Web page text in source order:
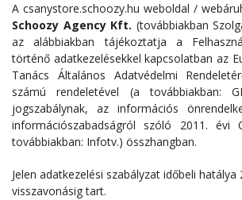
A csanystore.schoozy.hu weboldal /
Schoozy Agency Kft. (továbbiakban
az alábbiakban tájékoztatja a
történő adatkezelésekkel kapcsolatban az
Tanács Általános Adatvédelmi
számú rendeletével (a továbbiakban:
jogszabálynak, az információs
információszabadságról szóló 2011. évi
továbbiakban: Infotv.) összhangban.
Jelen adatkezelési szabályzat időbeli
visszavonásig tart.